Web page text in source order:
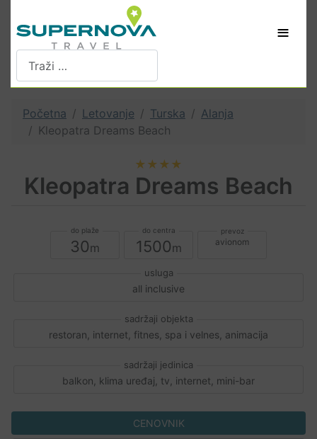
≡
Pretraži
Početna Letovanje Turska
Alanja
Kleopatra Dreams Beach
★★★★
Kleopatra Dreams Beach
30 1500 avionom
all inclusive
restoran, internet, fitnes, spa i velnes, animacija
balkon, klima uređaj, tv, internet, mini-bar
CENOVNIK